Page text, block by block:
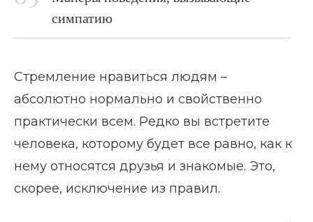
симпатию
Стремление нравиться людям –
абсолютно нормально и свойственно
практически всем. Редко вы встретите
человека, которому будет все равно, как к
нему относятся друзья и знакомые. Это,
скорее, исключение из правил.